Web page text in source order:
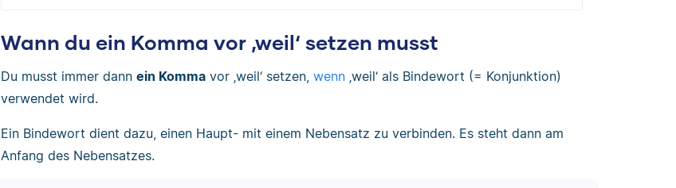
Wann du ein Komma vor ‚weil‘ setzen musst
Du musst immer dann ein Komma vor ‚weil‘ setzen, wenn ‚weil‘ als Bindewort (= Konjunktion)
verwendet wird.
Ein Bindewort dient dazu, einen Haupt- mit einem Nebensatz zu verbinden. Es steht dann am
Anfang des Nebensatzes.